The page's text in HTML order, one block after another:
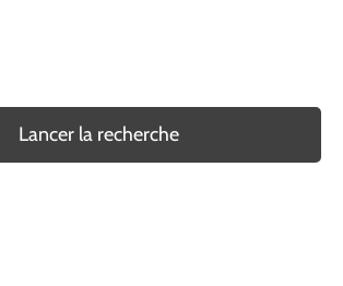
Lancer la recherche